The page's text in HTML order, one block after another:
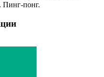
Пинг-понг.